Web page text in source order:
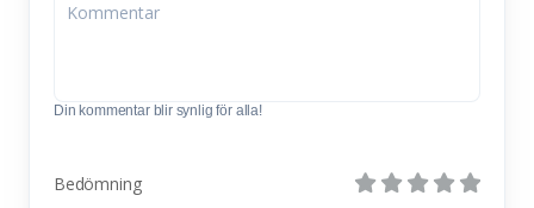
Din kommentar blir synlig för alla!
Bedömning